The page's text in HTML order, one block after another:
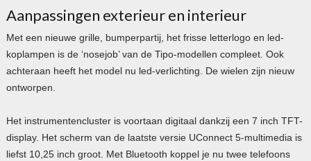
Aanpassingen exterieur en interieur
Met een nieuwe grille, bumperpartij, het frisse letterlogo en led-
koplampen is de ‘nosejob’ van de Tipo-modellen compleet. Ook
achteraan heeft het model nu led-verlichting. De wielen zijn nieuw
ontworpen.
Het instrumentencluster is voortaan digitaal dankzij een 7 inch TFT-
display. Het scherm van de laatste versie UConnect 5-multimedia is
liefst 10,25 inch groot. Met Bluetooth koppel je nu twee telefoons